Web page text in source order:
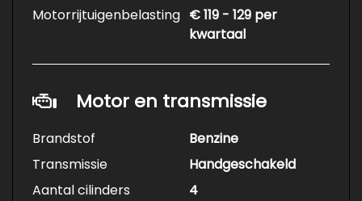
Motorrijtuigenbelasting € 119 - 129 per
kwartaal
Motor en transmissie
Brandstof
Benzine
Transmissie
Handgeschakeld
Aantal cilinders
4